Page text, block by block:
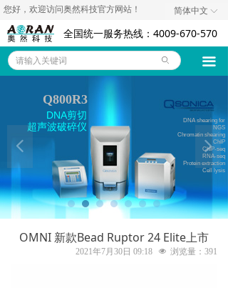
全国统一服务热线：4009-670-570
ꄙ
您好，欢迎访问奥然科技官方网站！
끀
奥然首页
仪器设备
耗材试剂
技术资料
代理品牌
关于我们
联系我们
诚聘英才
ꀅ
简体中文
OMNI 新款Bead Ruptor 24 Elite上市
2021年7月30日 09:18 넶 浏览量： 391
Q800R3
DNA剪切
超声波破碎仪
DNA shearing for
NGS
Chromatin shearing
ChIP
ChIP-seq
RNA-seq
Protein extraction
Cell lysis
넳 넲